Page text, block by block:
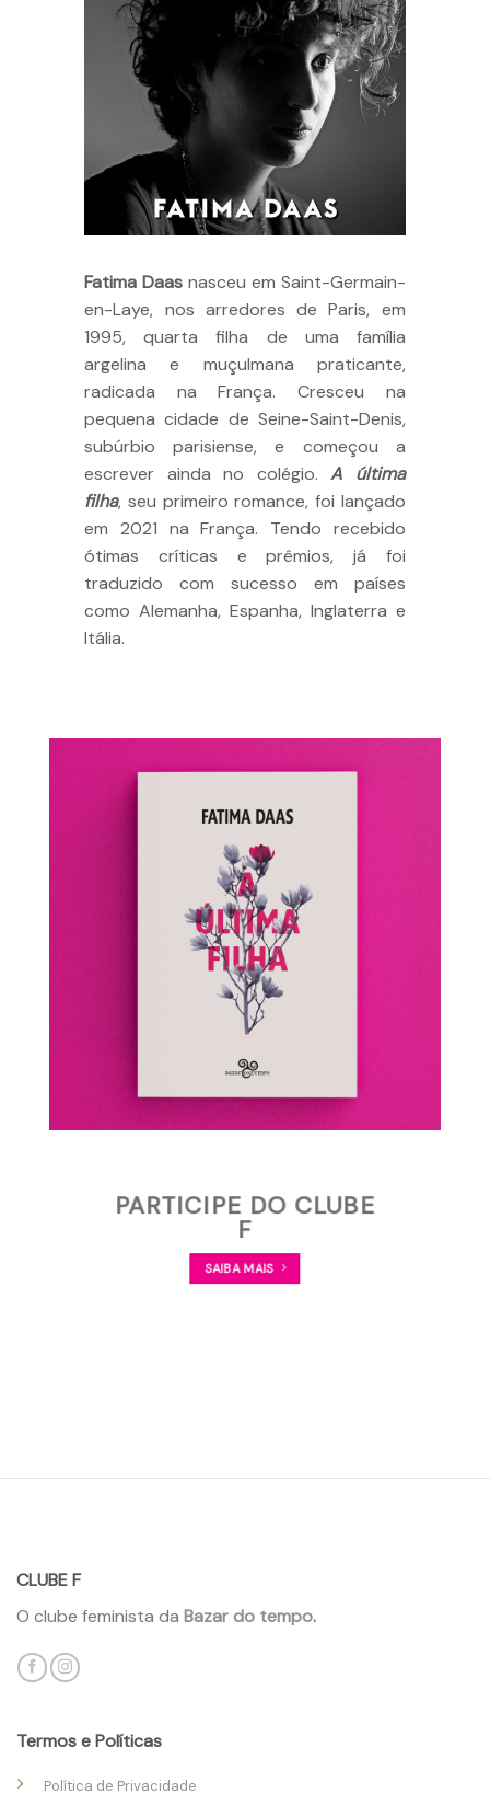
Fatima Daas nasceu em Saint-Germain-
en-Laye, nos arredores de Paris, em
1995, quarta filha de uma família
argelina e muçulmana praticante,
radicada na França. Cresceu na
pequena cidade de Seine-Saint-Denis,
subúrbio parisiense, e começou a
escrever ainda no colégio.A última
filha, seu primeiro romance, foi lançado
em 2021 na França. Tendo recebido
ótimas críticas e prêmios, já foi
traduzido com sucesso em países
como Alemanha, Espanha, Inglaterra e
Itália.
PARTICIPE DO CLUBE
F
SAIBA MAIS
CLUBE F
O clube feminista da Bazar do tempo.
Termos e Políticas
Política de Privacidade